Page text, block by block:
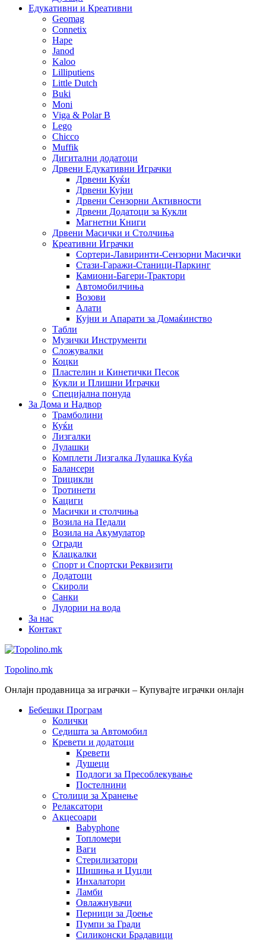
Едукативни и Креативни
Geomag
Connetix
Hape
Janod
Kaloo
Lilliputiens
Little Dutch
Buki
Moni
Viga & Polar B
Lego
Chicco
Muffik
Дигитални додатоци
Дрвени Едукативни Играчки
Дрвени Куќи
Дрвени Кујни
Дрвени Сензорни Активности
Дрвени Додатоци за Кукли
Магнетни Книги
Дрвени Масички и Столчиња
Креативни Играчки
Сортери-Лавиринти-Сензорни Масички
Стази-Гаражи-Станици-Паркинг
Камиони-Багери-Трактори
Автомобилчиња
Возови
Алати
Кујни и Апарати за Домаќинство
Табли
Музички Инструменти
Сложувалки
Коцки
Пластелин и Кинетички Песок
Кукли и Плишни Играчки
Специјална понуда
За Дома и Надвор
Трамболини
Куќи
Лизгалки
Лулашки
Комплети Лизгалка Лулашка Куќа
Балансери
Трицикли
Тротинети
Кациги
Mасички и столчиња
Возила на Педали
Возила на Акумулатор
Огради
Клацкалки
Спорт и Спортски Реквизити
Додатоци
Скироли
Санки
Лудории на вода
За нас
Контакт
Topolino.mk
Онлајн продавница за играчки – Купувајте играчки онлајн
Бебешки Програм
Колички
Седишта за Автомобил
Кревети и додатоци
Кревети
Душеци
Подлоги за Пресоблекување
Постелнини
Столици за Хранење
Релаксатори
Акцесоари
Babyphone
Топломери
Ваги
Стерилизатори
Шишиња и Цуцли
Инхалатори
Ламби
Овлажнувачи
Перници за Доење
Пумпи за Гради
Силиконски Брадавици